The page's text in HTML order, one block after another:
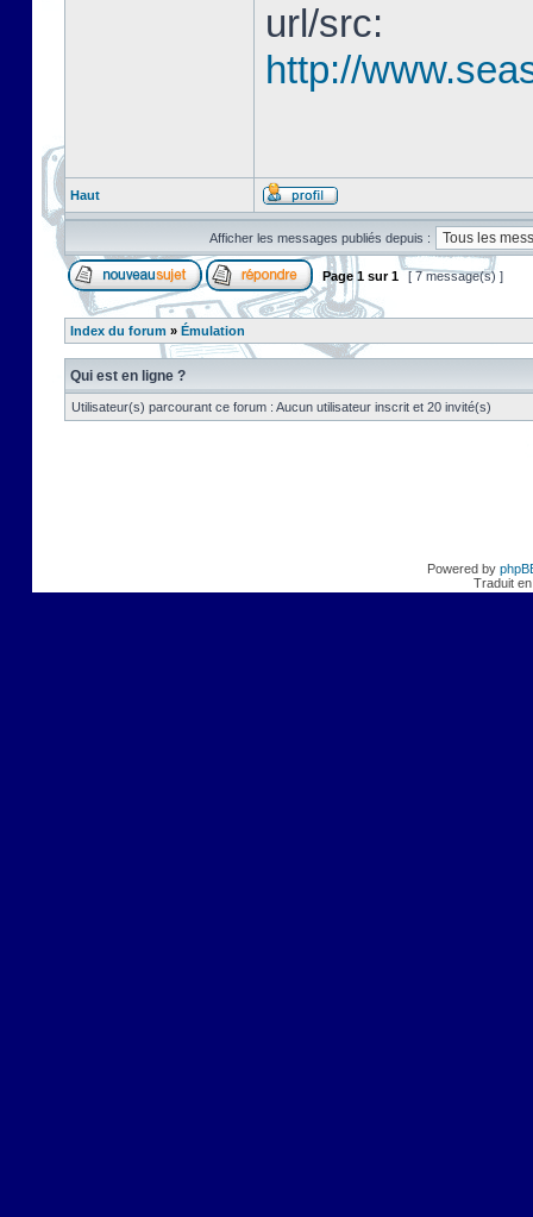
url/src:
http://
Haut
Afficher les messages publiés depuis :
Page 1 sur1 [ 7 message(s) ]
Index du forum » Émulation
Qui est en ligne ?
Utilisateur(s) parcourant ce forum : Aucun utilisateur inscrit et 20 invité(s)
Powered by
Traduit